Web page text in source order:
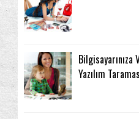
Yazılım